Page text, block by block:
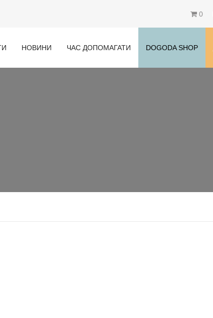
0
НОВИНИ ЧАС ДОПОМАГАТИ DOGODA SHOP